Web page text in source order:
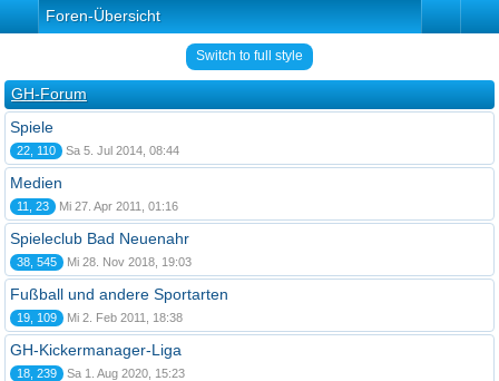
Foren-Übersicht
Switch to full style
GH-Forum
Spiele
22, 110 Sa 5. Jul 2014, 08:44
Medien
11, 23 Mi 27. Apr 2011, 01:16
Spieleclub Bad Neuenahr
38, 545 Mi 28. Nov 2018, 19:03
Fußball und andere Sportarten
19, 109 Mi 2. Feb 2011, 18:38
GH-Kickermanager-Liga
18, 239 Sa 1. Aug 2020, 15:23